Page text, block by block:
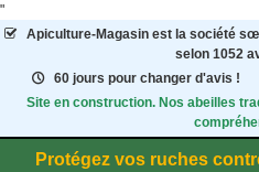
"
Apiculture-Magasinest la société
selon 1052
60 jours pour changer d'avis !
Site en construction. Nos abeilles
Protégez vos ruches